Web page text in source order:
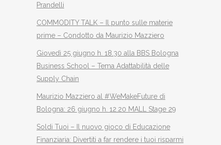
Prandelli
COMMODITY TALK – Il punto sulle materie
prime – Condotto da Maurizio Mazziero
Giovedì 25 giugno h. 18.30 alla BBS Bologna
Business School – Tema Adattabilità delle
Supply Chain
Maurizio Mazziero al #WeMakeFuture di
Bologna: 26 giugno h. 12.20 MALL Stage 29
Soldi Tuoi – Il nuovo gioco di Educazione
Finanziaria: Divertiti a far rendere i tuoi risparmi